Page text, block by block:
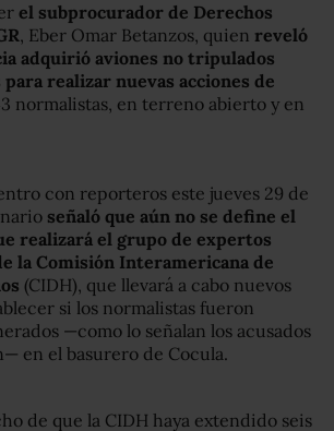
el subprocurador de Derechos
, Eber Omar Betanzos, quien reveló
adquirió aviones no tripulados
realizar nuevas acciones de
normalistas, en terreno abierto y en
con reporteros este jueves 29 de
señaló que aún no se define el
realizará el grupo de expertos
la Comisión Interamericana de
(CIDH), que llevará a cabo nuevos
si los normalistas fueron
—como lo señalan los acusados
en el basurero de Cocula.
de que la CIDH haya extendido seis